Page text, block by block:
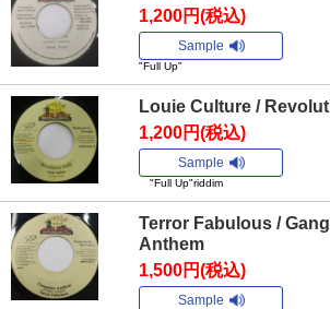
1,200円(税込)
Sample
"Full Up"
Louie Culture /
1,200円(税込)
Sample
"Full Up"riddim
Terror Fabulous /
Anthem
1,500円(税込)
Sample